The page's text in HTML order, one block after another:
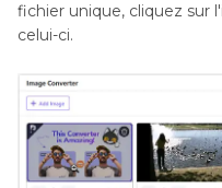
fichier unique, cliquez sur
celui-ci.